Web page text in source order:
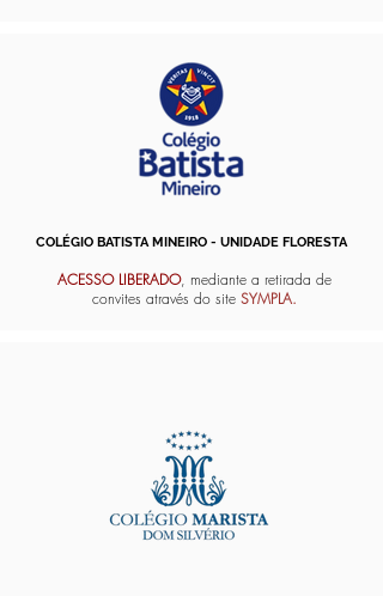
COLÉGIO BATISTA MINEIRO - UNIDADE FLORESTA
ACESSO LIBERADO, mediante a retirada de
convites através do site SYMPLA.